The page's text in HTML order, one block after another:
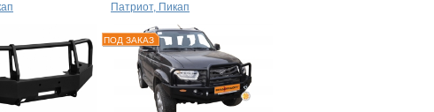
Патриот, Пикап
ПОД ЗАКАЗ